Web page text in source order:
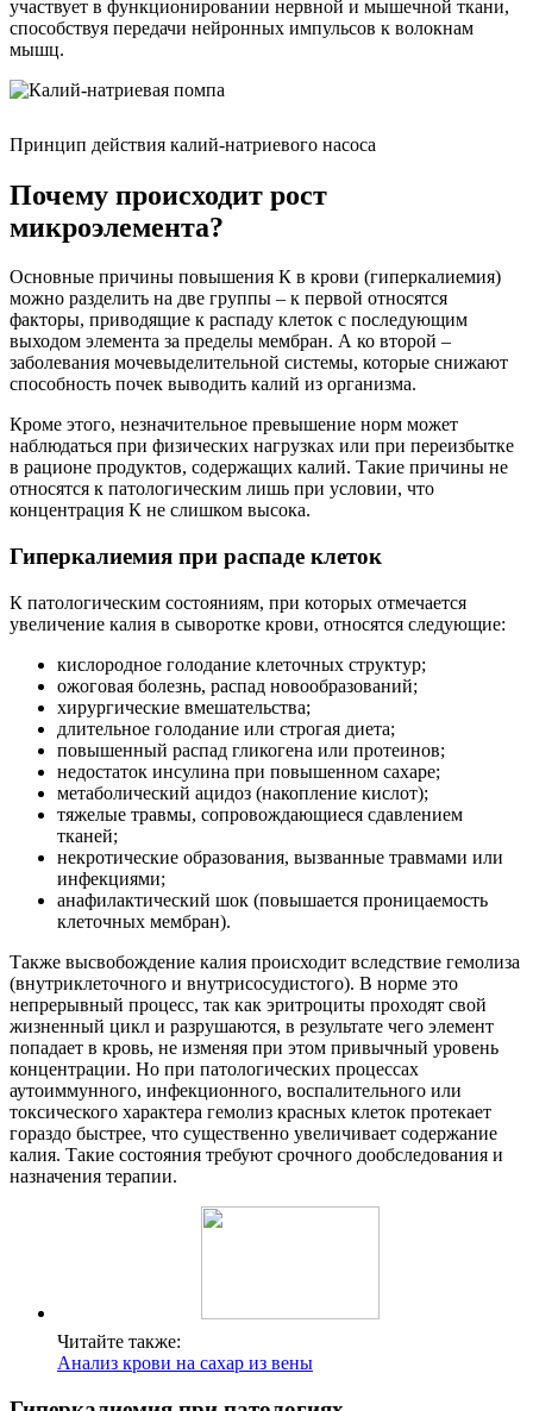
участвует в функционировании нервной и мышечной ткани,
способствуя передачи нейронных импульсов к волокнам
мышц.
Принцип действия калий-натриевого насоса
Почему происходит рост
микроэлемента?
Основные причины повышения К в крови (гиперкалиемия)
можно разделить на две группы – к первой относятся
факторы, приводящие к распаду клеток с последующим
выходом элемента за пределы мембран. А ко второй –
заболевания мочевыделительной системы, которые снижают
способность почек выводить калий из организма.
Кроме этого, незначительное превышение норм может
наблюдаться при физических нагрузках или при переизбытке
в рационе продуктов, содержащих калий. Такие причины не
относятся к патологическим лишь при условии, что
концентрация К не слишком высока.
Гиперкалиемия при распаде клеток
К патологическим состояниям, при которых отмечается
увеличение калия в сыворотке крови, относятся следующие:
кислородное голодание клеточных структур;
ожоговая болезнь, распад новообразований;
хирургические вмешательства;
длительное голодание или строгая диета;
повышенный распад гликогена или протеинов;
недостаток инсулина при повышенном сахаре;
метаболический ацидоз (накопление кислот);
тяжелые травмы, сопровождающиеся сдавлением
тканей;
некротические образования, вызванные травмами или
инфекциями;
анафилактический шок (повышается проницаемость
клеточных мембран).
Также высвобождение калия происходит вследствие гемолиза
(внутриклеточного и внутрисосудистого). В норме это
непрерывный процесс, так как эритроциты проходят свой
жизненный цикл и разрушаются, в результате чего элемент
попадает в кровь, не изменяя при этом привычный уровень
концентрации. Но при патологических процессах
аутоиммунного, инфекционного, воспалительного или
токсического характера гемолиз красных клеток протекает
гораздо быстрее, что существенно увеличивает содержание
калия. Такие состояния требуют срочного дообследования и
назначения терапии.
Читайте также:
Анализ крови на сахар из вены